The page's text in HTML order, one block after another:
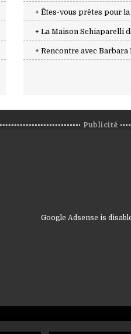
+ Êtes-vous prêtes pour
+ La Maison Schiaparelli
+ Rencontre avec
Publicité
Google Adsense is